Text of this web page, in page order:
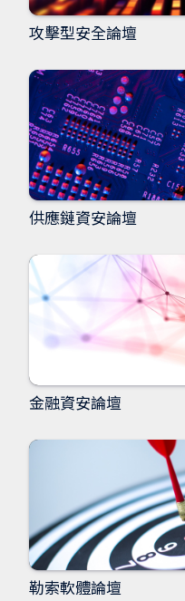
攻擊型安全論壇
供應鏈資安論壇
金融資安論壇
勒索軟體論壇